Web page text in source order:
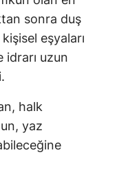
sonra duş
eşyaları
uzun
halk
yaz